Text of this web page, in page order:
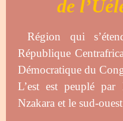
de
Région qui
République
Démocratique du
L’est est peuplé par
Nzakara et le sud-